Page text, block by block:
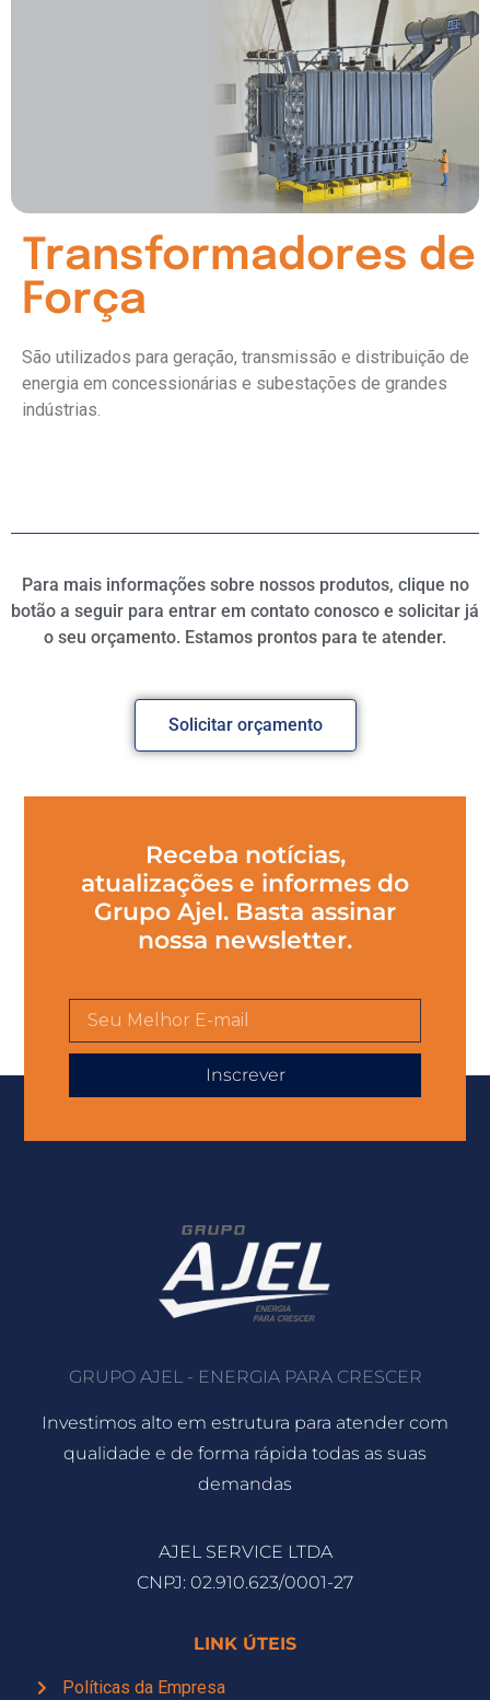
Transformadores de
Força
São utilizados para geração, transmissão e distribuição de
energia em concessionárias e subestações de grandes
indústrias.
Para mais informações sobre nossos produtos, clique no
botão a seguir para entrar em contato conosco e solicitar já
o seu orçamento. Estamos prontos para te atender.
Solicitar orçamento
Receba notícias,
atualizações e informes do
Grupo Ajel. Basta assinar
nossa newsletter.
Inscrever
GRUPO AJEL - ENERGIA PARA CRESCER
Investimos alto em estrutura para atender com
qualidade e de forma rápida todas as suas
demandas
AJEL SERVICE LTDA
CNPJ: 02.910.623/0001-27
LINK ÚTEIS
Políticas da Empresa